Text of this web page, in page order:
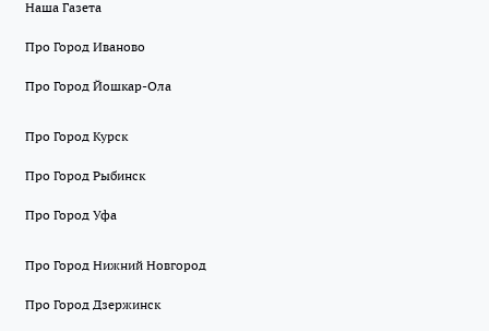
Наша Газета
Про Город Иваново
Про Город Йошкар-Ола
Про Город Курск
Про Город Рыбинск
Про Город Уфа
Про Город Нижний Новгород
Про Город Дзержинск